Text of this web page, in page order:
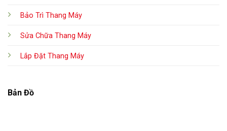
Bảo Trì Thang Máy
Sửa Chữa Thang Máy
Lắp Đặt Thang Máy
Bản Đồ